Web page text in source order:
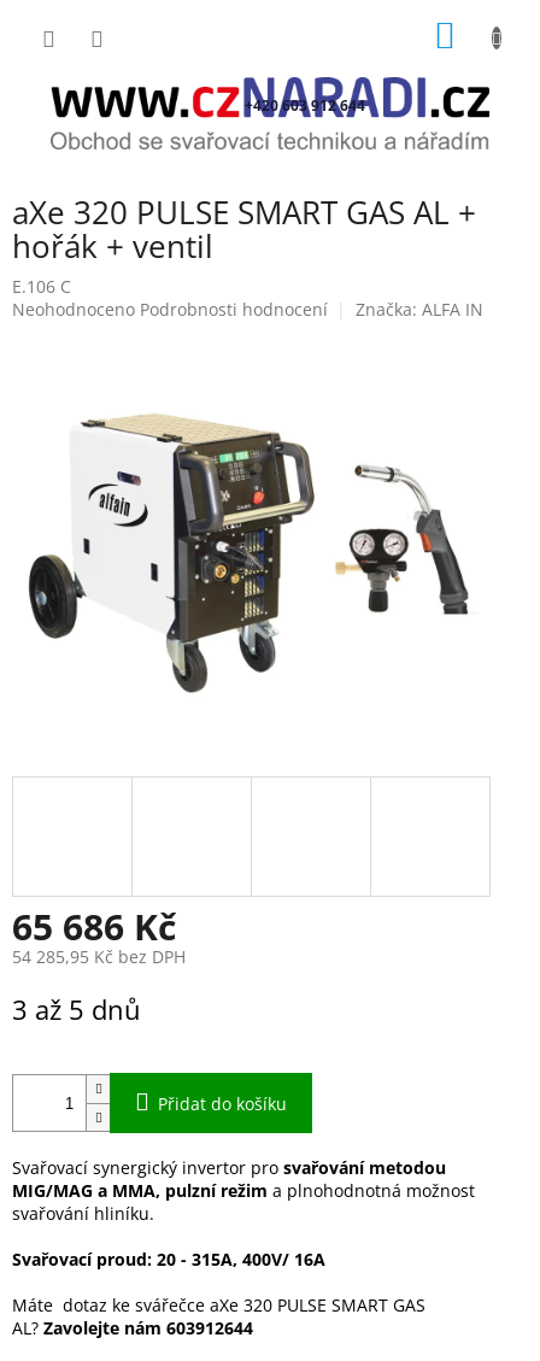
+420 603 912 644
aXe 320 PULSE SMART GAS AL +
hořák + ventil
E.106 C
Průměrné
Neohodnoceno Podrobnosti hodnocení Značka: ALFA IN
65 686 Kč
54 285,95 Kč bez DPH
cena:
3 až 5 dnů
Přidat do košíku
Svařovací synergický invertor pro svařování metodou
MIG/MAG a MMA, pulzní režim a plnohodnotná možnost
svařování hliníku.
Svařovací proud: 20 - 315A, 400V/ 16A
Máte dotaz ke svářečce aXe 320 PULSE SMART GAS
AL? Zavolejte nám 603912644